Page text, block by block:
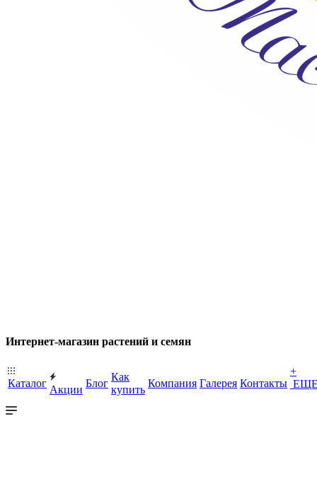
Интернет-магазин растений и семян
Каталог
Акции
Блог
Как
купить
Компания Галерея Контакты
+